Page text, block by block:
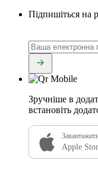
Підпишіться на
Зручніше в
встановіть
Apple